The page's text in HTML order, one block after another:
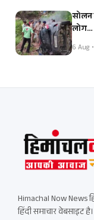
सोलन
लोग…
6 Aug
Himachal Now News
हिंदी समाचार वेबसाइट है।